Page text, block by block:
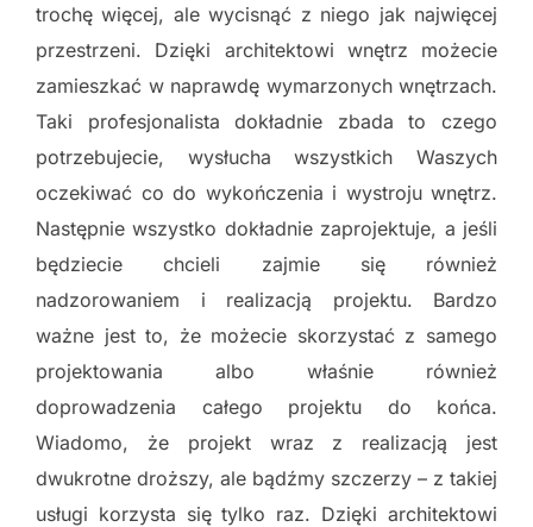
trochę więcej, ale wycisnąć z niego jak najwięcej
przestrzeni. Dzięki architektowi wnętrz możecie
zamieszkać w naprawdę wymarzonych wnętrzach.
Taki profesjonalista dokładnie zbada to czego
potrzebujecie, wysłucha wszystkich Waszych
oczekiwać co do wykończenia i wystroju wnętrz.
Następnie wszystko dokładnie zaprojektuje, a jeśli
będziecie chcieli zajmie się również
nadzorowaniem i realizacją projektu. Bardzo
ważne jest to, że możecie skorzystać z samego
projektowania albo właśnie również
doprowadzenia całego projektu do końca.
Wiadomo, że projekt wraz z realizacją jest
dwukrotne droższy, ale bądźmy szczerzy – z takiej
usługi korzysta się tylko raz. Dzięki architektowi